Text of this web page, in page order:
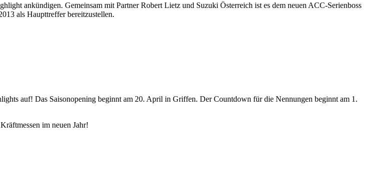
ankündigen. Gemeinsam mit Partner Robert Lietz und Suzuki Österreich ist es dem neuen ACC-Serienboss
als Haupttreffer bereitzustellen.
auf! Das Saisonopening beginnt am 20. April in Griffen. Der Countdown für die Nennungen beginnt am 1.
im neuen Jahr!